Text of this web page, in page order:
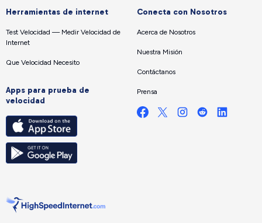
Herramientas de internet
Test Velocidad — Medir Velocidad de
Internet
Que Velocidad Necesito
Apps para prueba de
velocidad
Conecta con Nosotros
Acerca de Nosotros
Nuestra Misión
Contáctanos
Prensa